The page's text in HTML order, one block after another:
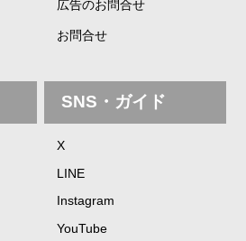
広告のお問合せ
お問合せ
SNS・ガイド
X
LINE
Instagram
YouTube